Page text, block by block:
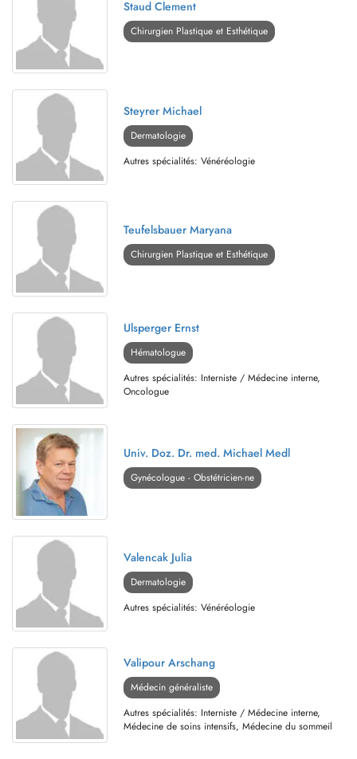
Staud Clement
Chirurgien Plastique et Esthétique
Steyrer Michael
Dermatologie
Autres spécialités: Vénéréologie
Teufelsbauer Maryana
Chirurgien Plastique et Esthétique
Ulsperger Ernst
Hématologue
Autres spécialités: Interniste / Médecine interne,
Oncologue
Univ. Doz. Dr. med. Michael Medl
Gynécologue - Obstétricien-ne
Valencak Julia
Dermatologie
Autres spécialités: Vénéréologie
Valipour Arschang
Médecin généraliste
Autres spécialités: Interniste / Médecine interne,
Médecine de soins intensifs, Médecine du sommeil